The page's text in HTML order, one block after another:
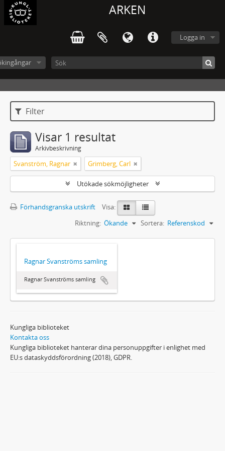
ARKEN
Logga in
Filter
Visar 1 resultat
Arkivbeskrivning
Svanström, Ragnar Grimberg, Carl
Utökade sökmöjligheter
Förhandsgranska utskrift
Visa:
Sortera: Referenskod
Riktning: Ökande
Ragnar Svanströms samling
Ragnar Svanströms samling
Kungliga biblioteket
Kontakta oss
Kungliga biblioteket hanterar dina personuppgifter i enlighet med
EU:s dataskyddsförordning (2018), GDPR.